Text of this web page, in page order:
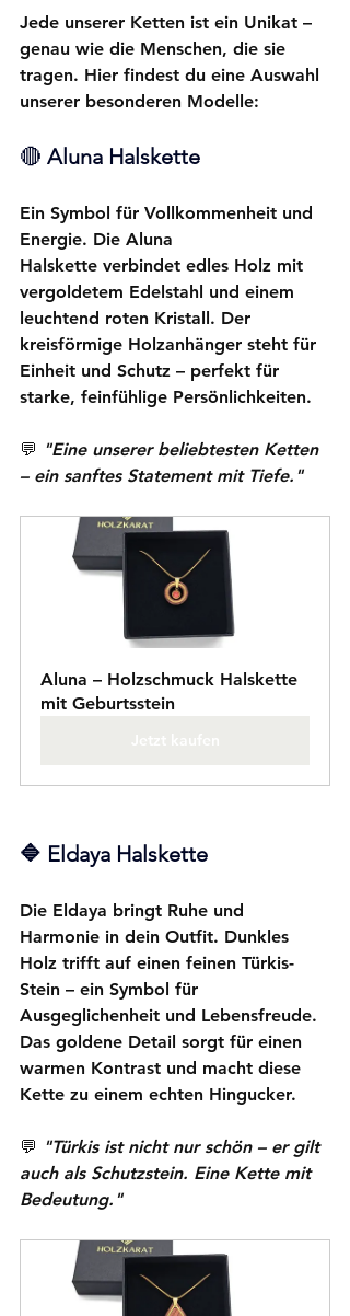
Jede unserer Ketten ist ein Unikat –
genau wie die Menschen, die sie
tragen. Hier findest du eine Auswahl
unserer besonderen Modelle:
🔴 Aluna Halskette
Ein Symbol für Vollkommenheit und
Energie. Die Aluna
Halskette verbindet edles Holz mit
vergoldetem Edelstahl und einem
leuchtend roten Kristall. Der
kreisförmige Holzanhänger steht für
Einheit und Schutz – perfekt für
starke, feinfühlige Persönlichkeiten.
💬 "Eine unserer beliebtesten Ketten
– ein sanftes Statement mit Tiefe."
Aluna – Holzschmuck Halskette
mit Geburtsstein
🔷 Eldaya Halskette
Die Eldaya bringt Ruhe und
Harmonie in dein Outfit. Dunkles
Holz trifft auf einen feinen Türkis-
Stein – ein Symbol für
Ausgeglichenheit und Lebensfreude.
Das goldene Detail sorgt für einen
warmen Kontrast und macht diese
Kette zu einem echten Hingucker.
💬 "Türkis ist nicht nur schön – er gilt
auch als Schutzstein. Eine Kette mit
Bedeutung."